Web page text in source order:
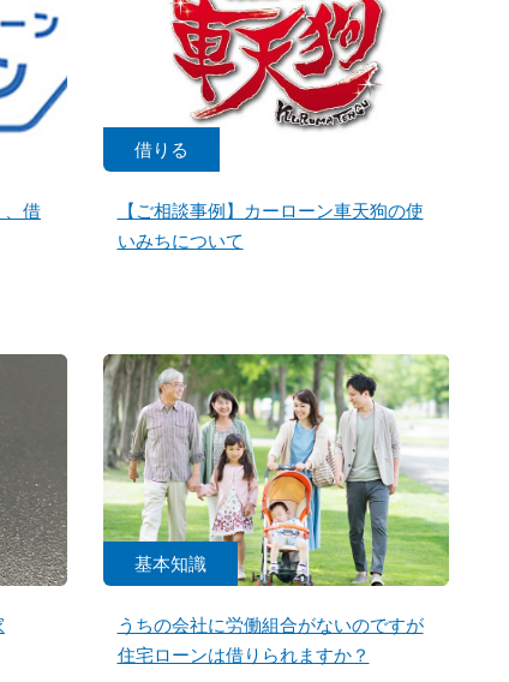
、借
借りる
【ご相談事例】カーローン車天狗の使
いみちについて
基本知識
うちの会社に労働組合がないのですが
住宅ローンは借りられますか？